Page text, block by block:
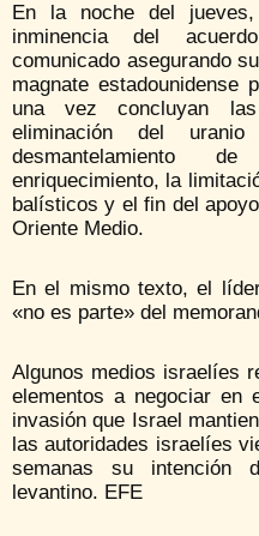
En la noche del
inminencia del
comunicado asegurando
magnate estadounidense
una vez concluyan
eliminación del
desmantelamiento
enriquecimiento, la
balísticos y el fin del
Oriente Medio.
En el mismo texto, el
«no es parte» del
Algunos medios israelíes
elementos a negociar en
invasión que Israel
las autoridades israelíes
semanas su intención
levantino. EFE